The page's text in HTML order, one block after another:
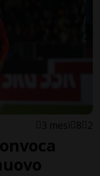
3 mesi 8 2